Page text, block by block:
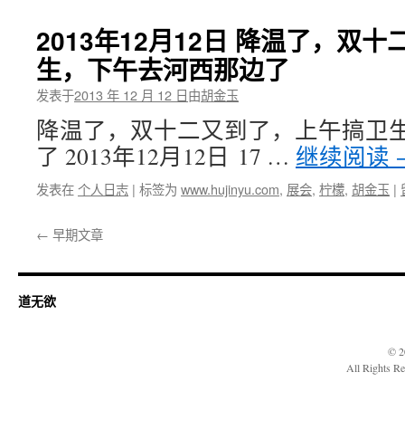
2013年12月12日 降温了，双十
生，下午去河西那边了
发表于2013 年 12 月 12 日由胡金玉
降温了，双十二又到了，上午搞卫
了 2013年12月12日 17 … 继续阅读
发表在个人日志 | 标签为 www.hujinyu.com, 展会, 柠檬, 胡金玉 |
← 早期文章
道无欲
©
All Rights